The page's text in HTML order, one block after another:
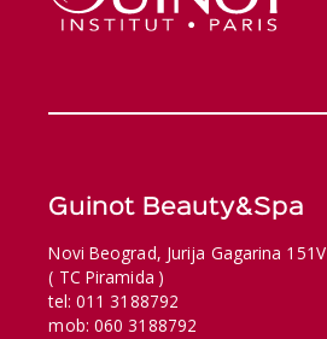
Guinot Beauty&Spa
Novi Beograd, Jurija Gagarina 151V
( TC Piramida )
tel: 011 3188792
mob: 060 3188792